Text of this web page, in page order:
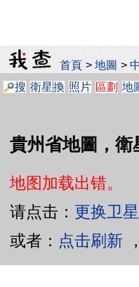
首頁 >地圖 >
搜 衛星換 照片 區劃 地
貴州省地圖，衛
地图加载出错。
请点击： 更换卫
或者： 点击刷新